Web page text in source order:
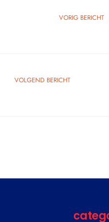
VORIG BERICHT
VOLGEND BERICHT